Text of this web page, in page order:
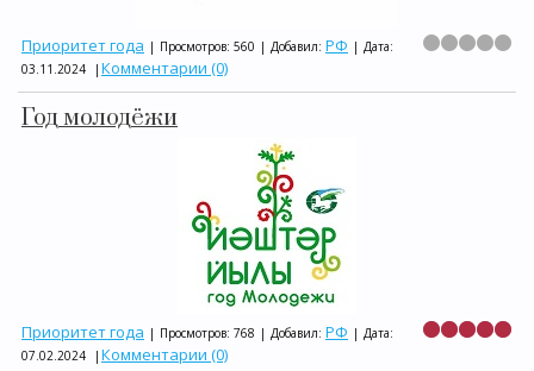
Приоритет года | Просмотров: 560 | Добавил: РФ | Дата:
03.11.2024
| Комментарии (0)
Год молодёжи
Приоритет года | Просмотров: 768 | Добавил: РФ | Дата:
07.02.2024
| Комментарии (0)